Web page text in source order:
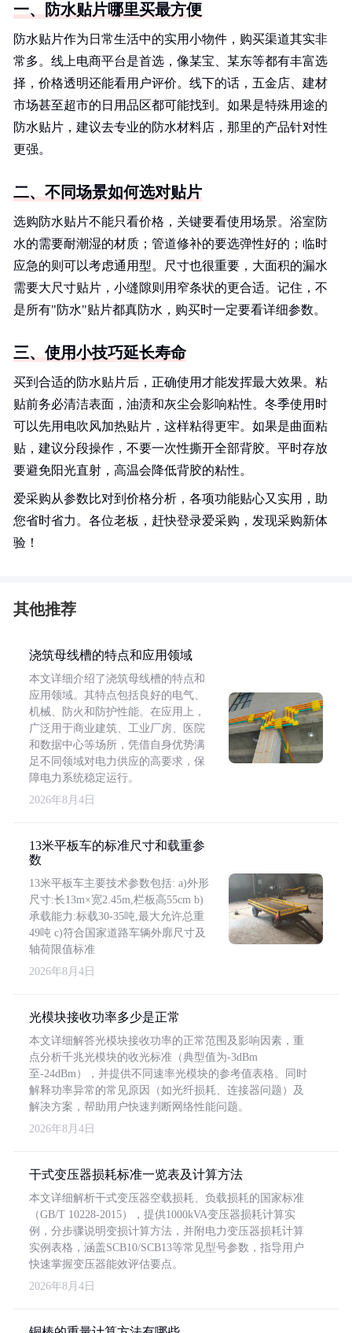
一、防水贴片哪里买最方便
防水贴片作为日常生活中的实用小物件，购买渠道其实非
常多。线上电商平台是首选，像某宝、某东等都有丰富选
择，价格透明还能看用户评价。线下的话，五金店、建材
市场甚至超市的日用品区都可能找到。如果是特殊用途的
防水贴片，建议去专业的防水材料店，那里的产品针对性
更强。
二、不同场景如何选对贴片
选购防水贴片不能只看价格，关键要看使用场景。浴室防
水的需要耐潮湿的材质；管道修补的要选弹性好的；临时
应急的则可以考虑通用型。尺寸也很重要，大面积的漏水
需要大尺寸贴片，小缝隙则用窄条状的更合适。记住，不
是所有"防水"贴片都真防水，购买时一定要看详细参数。
三、使用小技巧延长寿命
买到合适的防水贴片后，正确使用才能发挥最大效果。粘
贴前务必清洁表面，油渍和灰尘会影响粘性。冬季使用时
可以先用电吹风加热贴片，这样粘得更牢。如果是曲面粘
贴，建议分段操作，不要一次性撕开全部背胶。平时存放
要避免阳光直射，高温会降低背胶的粘性。
爱采购从参数比对到价格分析，各项功能贴心又实用，助
您省时省力。各位老板，赶快登录爱采购，发现采购新体
验！
其他推荐
浇筑母线槽的特点和应用领域
本文详细介绍了浇筑母线槽的特点和
应用领域。其特点包括良好的电气、
机械、防火和防护性能。在应用上，
广泛用于商业建筑、工业厂房、医院
和数据中心等场所，凭借自身优势满
足不同领域对电力供应的高要求，保
障电力系统稳定运行。
2026年8月4日
13米平板车的标准尺寸和载重参
数
13米平板车主要技术参数包括: a)外形
尺寸:长13m×宽2.45m,栏板高55cm b)
承载能力:标载30-35吨,最大允许总重
49吨 c)符合国家道路车辆外廓尺寸及
轴荷限值标准
2026年8月4日
光模块接收功率多少是正常
本文详细解答光模块接收功率的正常范围及影响因素，重
点分析千兆光模块的收光标准（典型值为-3dBm
至-24dBm），并提供不同速率光模块的参考值表格。同时
解释功率异常的常见原因（如光纤损耗、连接器问题）及
解决方案，帮助用户快速判断网络性能问题。
2026年8月4日
干式变压器损耗标准一览表及计算方法
本文详细解析干式变压器空载损耗、负载损耗的国家标准
（GB/T 10228-2015），提供1000kVA变压器损耗计算实
例，分步骤说明变损计算方法，并附电力变压器损耗计算
实例表格，涵盖SCB10/SCB13等常见型号参数，指导用户
快速掌握变压器能效评估要点。
2026年8月4日